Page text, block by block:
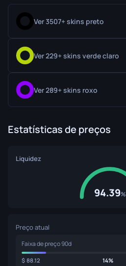
Ver 3507+ skins preto
Ver 229+ skins verde claro
Ver 289+ skins roxo
Estatísticas de preços
Liquidez
94.39%
Preço atual
Faixa de preço 90d
88.12 14%